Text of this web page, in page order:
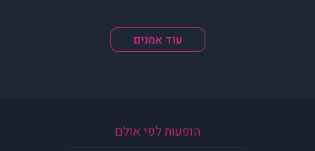
עוד אמנים
הופעות לפי אולם